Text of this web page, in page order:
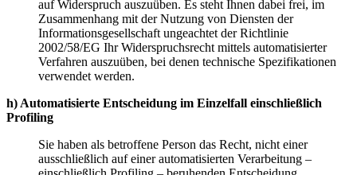
auf Widerspruch auszuüben. Es steht Ihnen dabei frei, im
Zusammenhang mit der Nutzung von Diensten der
Informationsgesellschaft ungeachtet der Richtlinie
2002/58/EG Ihr Widerspruchsrecht mittels automatisierter
Verfahren auszuüben, bei denen technische Spezifikationen
verwendet werden.
h) Automatisierte Entscheidung im Einzelfall einschließlich
Profiling
Sie haben als betroffene Person das Recht, nicht einer
ausschließlich auf einer automatisierten Verarbeitung –